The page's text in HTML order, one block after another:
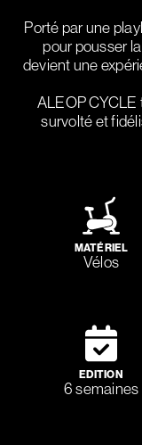
Porté par une
pour pousser
devient une
ALEOP
survolté et
MATÉRIEL
Vélos
EDITION
6 semaines